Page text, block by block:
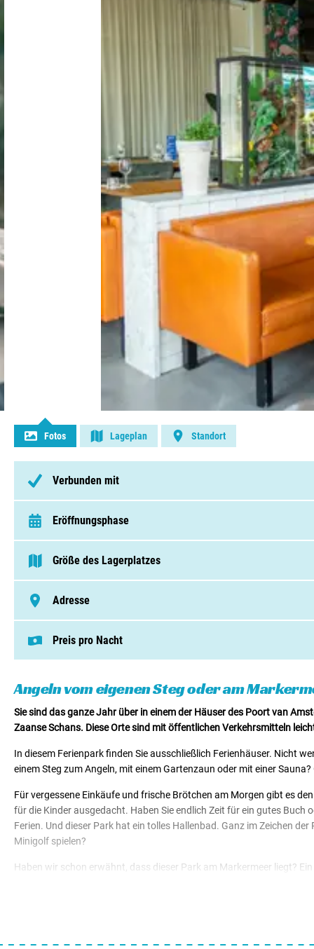
Nachrichten / Blog
Über Campingsucher
Kontakt aufnehmen
Fotos Lageplan Standort
Angeln vom eigenen Steg oder am
Sie sind das ganze Jahr über in einem der Häuser des Poort van
Zaanse Schans. Diese Orte sind mit öffentlichen Verkehrsmitteln
In diesem Ferienpark finden Sie ausschließlich Ferienhäuser. Nicht
einem Steg zum Angeln, mit einem Gartenzaun oder mit einer
Für vergessene Einkäufe und frische Brötchen am Morgen gibt es
für die Kinder ausgedacht. Haben Sie endlich Zeit für ein gutes
Ferien. Und dieser Park hat ein tolles Hallenbad. Ganz im Zeichen
Minigolf spielen?
Haben wir schon erwähnt, dass dieser Park am Markermeer liegt?
Verbunden mit
Eröffnungsphase
van 1 Januar t/m 31 Dezember
Größe des Lagerplatzes
75 - 250 Pitches
Adresse
Zeedijk 2, 1154 PP, Uitdam
Preis pro Nacht
Mietunterkünfte von € 41,00